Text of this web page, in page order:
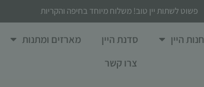
פשוט לשתות יין טוב! משלוח מיוחד בחיפה והקריות
חנות היין סדנת היין מארזים ומתנות
צרו קשר